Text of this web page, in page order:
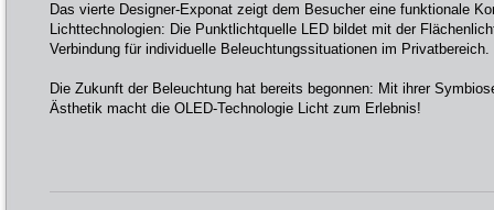
Das vierte Designer-Exponat zeigt dem Besucher eine funktionale
Lichttechnologien: Die Punktlichtquelle LED bildet mit der
Verbindung für individuelle Beleuchtungssituationen im Privatbereich.
Die Zukunft der Beleuchtung hat bereits begonnen: Mit ihrer
Ästhetik macht die OLED-Technologie Licht zum Erlebnis!